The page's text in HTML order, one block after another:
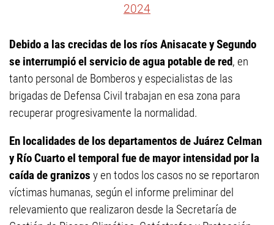
2024
Debido a las crecidas de los ríos Anisacate y Segundo
se interrumpió el servicio de agua potable de red, en
tanto personal de Bomberos y especialistas de las
brigadas de Defensa Civil trabajan en esa zona para
recuperar progresivamente la normalidad.
En localidades de los departamentos de Juárez Celman
y Río Cuarto el temporal fue de mayor intensidad por la
caída de granizos y en todos los casos no se reportaron
víctimas humanas, según el informe preliminar del
relevamiento que realizaron desde la Secretaría de